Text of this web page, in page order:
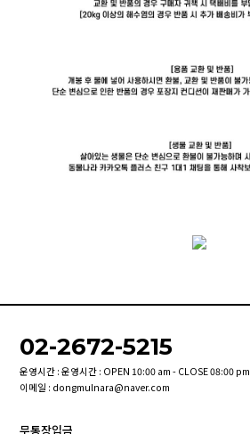
02-2672-5215
운영시간 : 운영시간 : OPEN 10:00 am - CLOSE 08:00 pm
이메일 : dongmulnara@naver.com
무통장입금